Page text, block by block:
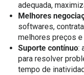
adequada,
Melhores
softwares,
melhores preços
Suporte contínuo:
para resolver
tempo de